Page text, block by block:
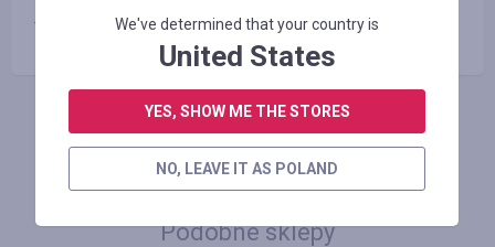
- дисконтная программа для постоянных покупателей
ZALOGUJ SIĘ, ŻEBY ZOSTAWIĆ OPINIĘ
Podobne sklepy
We've determined that your country is
United States
YES, SHOW ME THE STORES
NO, LEAVE IT AS POLAND